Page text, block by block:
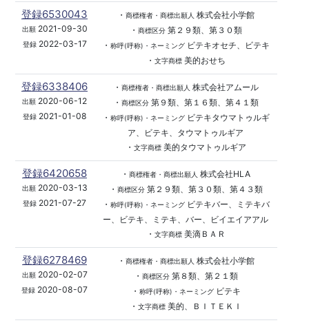
登録6530043
出願2021-09-30
登録2022-03-17
・ 商標権者・商標出願人 株式会社小学館
・ 商標区分第２９類、第３０類
・ 称呼(呼称)・ネーミングビテキオセチ、ビテキ
・ 文字商標美的おせち
登録6338406
出願 2020-06-12
登録2021-01-08
・ 商標権者・商標出願人 株式会社アムール
・ 商標区分第９類、第１６類、第４１類
・ 称呼(呼称)・ネーミングビテキタウマトゥルギ
ア、ビテキ、タウマトゥルギア
・ 文字商標美的タウマトゥルギア
登録6420658
出願2020-03-13
登録 2021-07-27
・ 商標権者・商標出願人 株式会社HLA
・ 商標区分第２９類、第３０類、第４３類
・ 称呼(呼称)・ネーミングビテキバー、ミテキバ
ー、ビテキ、ミテキ、バー、ビイエイアアル
・ 文字商標美滴ＢＡＲ
登録6278469
出願2020-02-07
登録 2020-08-07
・ 商標権者・商標出願人 株式会社小学館
・ 商標区分第８類、第２１類
・ 称呼(呼称)・ネーミングビテキ
・ 文字商標美的、ＢＩＴＥＫＩ